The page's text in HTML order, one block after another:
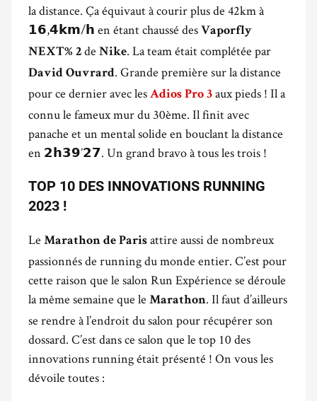
la distance. Ça équivaut à courir plus de 42km à
𝟭𝟲,𝟰𝗸𝗺/𝗵 en étant chaussé des Vaporfly
NEXT% 2 de Nike. La team était complétée par
David Ouvrard. Grande première sur la distance
pour ce dernier avec les Adios Pro 3 aux pieds ! Il a
connu le fameux mur du 30ème. Il finit avec
panache et un mental solide en bouclant la distance
en 𝟮𝗵𝟯𝟵’𝟮𝟳. Un grand bravo à tous les trois !
TOP 10 DES INNOVATIONS RUNNING
2023 !
Le Marathon de Paris attire aussi de nombreux
passionnés de running du monde entier. C’est pour
cette raison que le salon Run Expérience se déroule
la même semaine que le Marathon. Il faut d’ailleurs
se rendre à l’endroit du salon pour récupérer son
dossard. C’est dans ce salon que le top 10 des
innovations running était présenté ! On vous les
dévoile toutes :